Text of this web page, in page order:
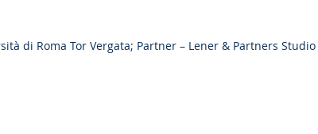
di Roma Tor Vergata; Partner – Lener & Partners Studio